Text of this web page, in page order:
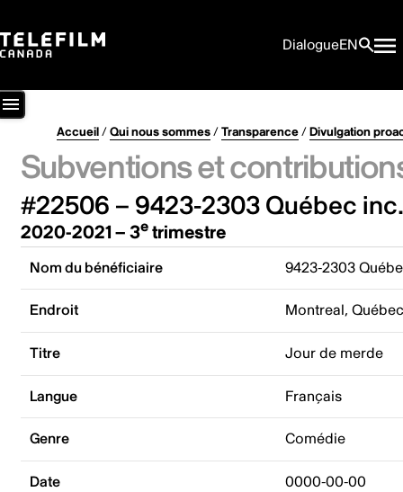
DialogueEN
Accueil/Qui nous sommes/Transparence/Divulgation
Subventions et
#22506 – 9423-2303 Québec inc.
2020-2021 – 3etrimestre
Nom du bénéficiaire 9423-2303
Endroit Montreal,
Titre Jour de merde
Langue Français
Genre Comédie
Date 0000-00-00